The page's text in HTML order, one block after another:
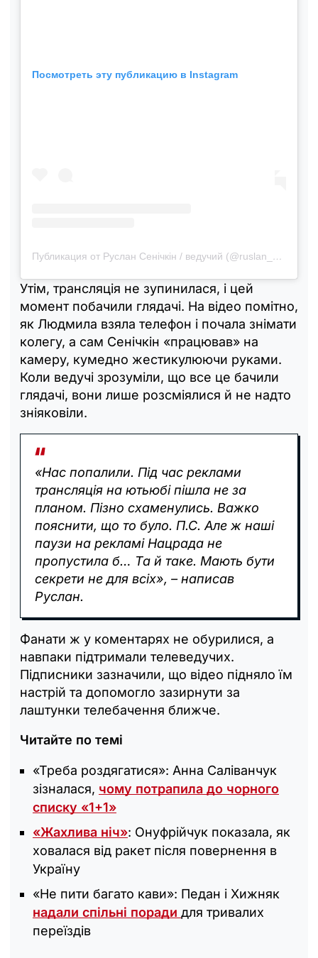
Посмотреть эту публикацию в Instagram
Публикация от Руслан Сенічкін / ведучий (@ruslan_senichkin)
Утім, трансляція не зупинилася, і цей
момент побачили глядачі. На відео помітно,
як Людмила взяла телефон і почала знімати
колегу, а сам Сенічкін «працював» на
камеру, кумедно жестикулюючи руками.
Коли ведучі зрозуміли, що все це бачили
глядачі, вони лише розсміялися й не надто
зніяковіли.
«Нас попалили. Під час реклами
трансляція на ютьюбі пішла не за
планом. Пізно схаменулись. Важко
пояснити, що то було. П.С. Але ж наші
паузи на рекламі Нацрада не
пропустила б… Та й таке. Мають бути
секрети не для всіх», – написав
Руслан.
Фанати ж у коментарях не обурилися, а
навпаки підтримали телеведучих.
Підписники зазначили, що відео підняло їм
настрій та допомогло зазирнути за
лаштунки телебачення ближче.
Читайте по темі
«Треба роздягатися»: Анна Саліванчук
зізналася, чому потрапила до чорного
списку «1+1»
«Жахлива ніч»: Онуфрійчук показала, як
ховалася від ракет після повернення в
Україну
«Не пити багато кави»: Педан і Хижняк
надали спільні поради для тривалих
переїздів